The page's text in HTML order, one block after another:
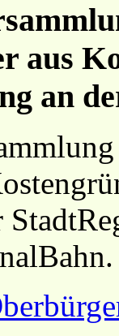
aus
an